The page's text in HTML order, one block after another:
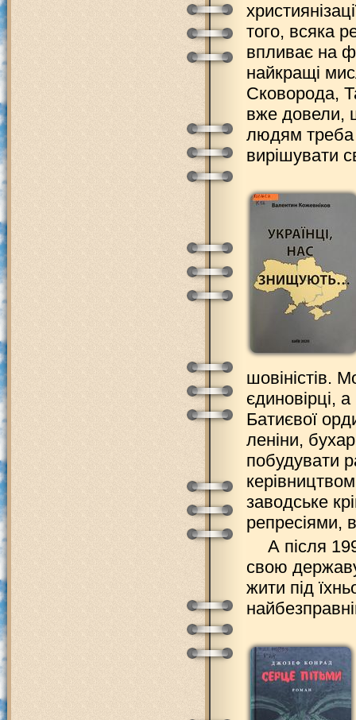
того, всяка
впливає на
найкращі
Сковорода,
вже довели,
людям треба
вирішувати
шовіністів.
єдиновірці,
Батиєвої
леніни,
побудувати
заводське
репресіями,
А після
свою
жити під